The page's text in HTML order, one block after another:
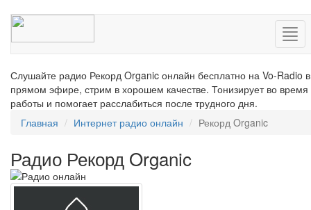
Слушайте радио Рекорд Organic онлайн бесплатно на Vo-Radio в
прямом эфире, стрим в хорошем качестве. Тонизирует во время
работы и помогает расслабиться после трудного дня.
Главная
Интернет радио онлайн Рекорд Organic
Радио Рекорд Organic